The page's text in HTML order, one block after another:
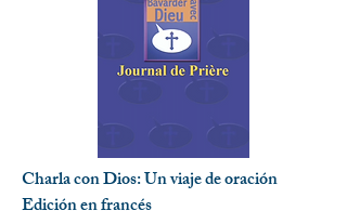
Charla con Dios: Un viaje de oración
Edición en francés